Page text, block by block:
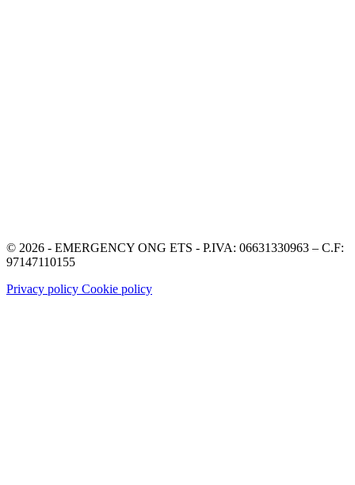
© 2026 - EMERGENCY ONG ETS - P.IVA: 06631330963 – C.F:
97147110155
Privacy policy Cookie policy